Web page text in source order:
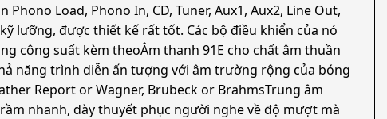
Load, Phono In, CD, Tuner, Aux1, Aux2, Line Out,
lưỡng, được thiết kế rất tốt. Các bộ điều khiển của nó
công suất kèm theoÂm thanh 91E cho chất âm thuần
năng trình diễn ấn tượng với âm trường rộng của bóng
Report or Wagner, Brubeck or BrahmsTrung âm
nhanh, dày thuyết phục người nghe về độ mượt mà